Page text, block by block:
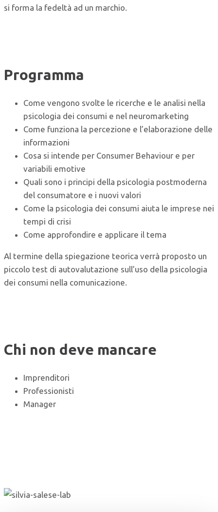
si forma la fedeltà ad un marchio.
Programma
Come vengono svolte le ricerche e le analisi nella
psicologia dei consumi e nel neuromarketing
Come funziona la percezione e l’elaborazione delle
informazioni
Cosa si intende per Consumer Behaviour e per
variabili emotive
Quali sono i principi della psicologia postmoderna
del consumatore e i nuovi valori
Come la psicologia dei consumi aiuta le imprese nei
tempi di crisi
Come approfondire e applicare il tema
Al termine della spiegazione teorica verrà proposto un
piccolo test di autovalutazione sull’uso della psicologia
dei consumi nella comunicazione.
Chi non deve mancare
Imprenditori
Professionisti
Manager